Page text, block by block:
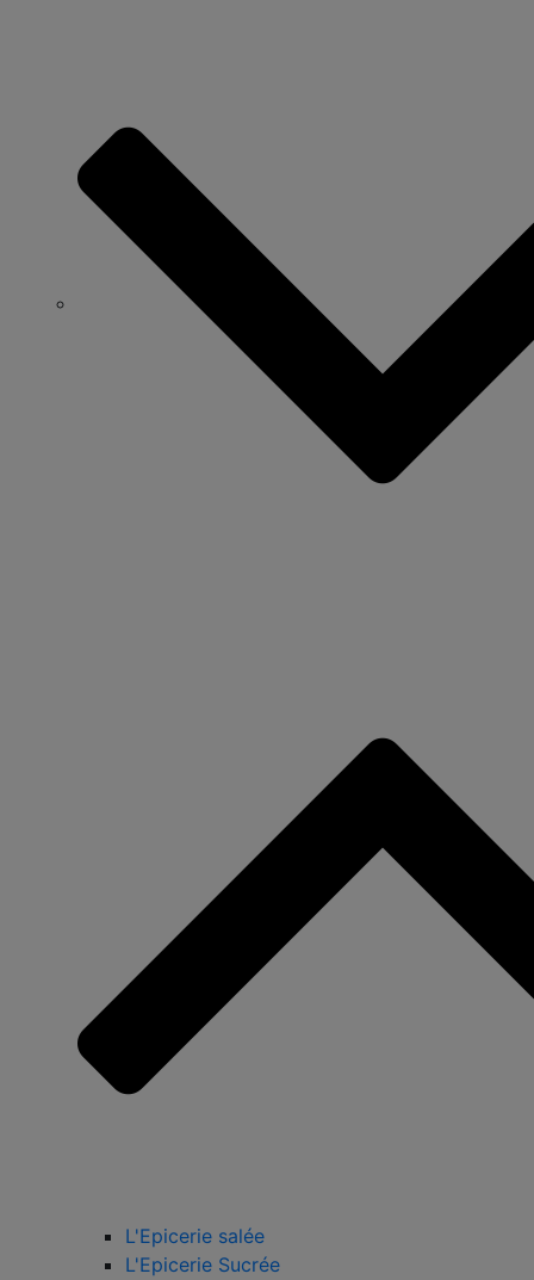
L'Epicerie salée
L'Epicerie Sucrée